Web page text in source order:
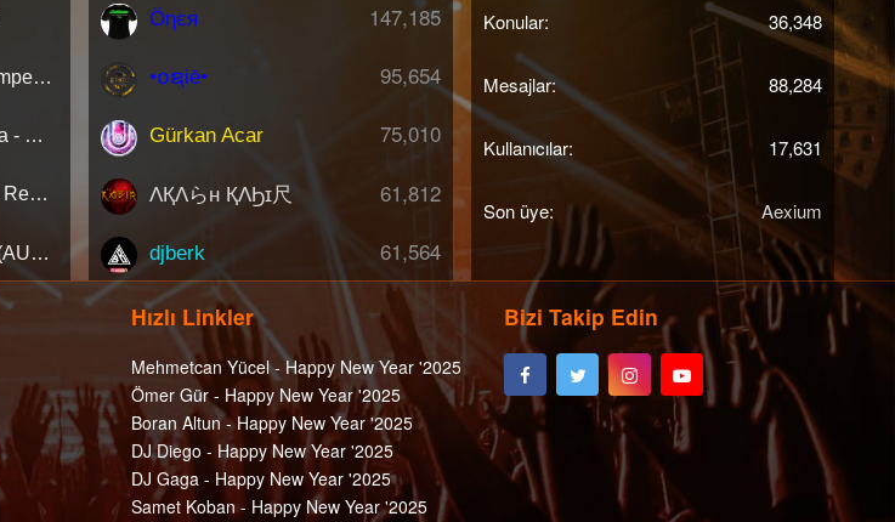
Barbatuques - Baião Destemperado (Catwork Remix) ‘Nette ilk…!
Abdullah Demir - Emre Kaya - Nasil Diye Sorma (Remix)
Gülşen - Bal (Adem Gürbüz Remix) Net'te İlk Kez Clubberism.com'da !
Onur Aktas - Afro Party Mix (AUGUST 2026)
147,185
Öηєя
95,654
•໐ຊiē•
75,010
Gürkan Acar
61,812
ΛҚΛらн ҚΛϦɪ尺
61,564
djberk
Konular 36,348
Mesajlar 88,284
Kullanıcılar 17,631
Son üye Aexium
Hızlı Linkler
Mehmetcan Yücel - Happy New Year '2025
Ömer Gür - Happy New Year '2025
Boran Altun - Happy New Year '2025
DJ Diego - Happy New Year '2025
DJ Gaga - Happy New Year '2025
Samet Koban - Happy New Year '2025
Bizi Takip Edin